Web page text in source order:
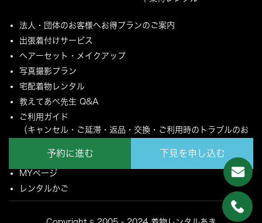
予約に進む 下見を申し込む
法人・団体のお客様へお得プランのご案内
出張着付けサービス
ヘアーセット・メイクアップ
写真撮影プラン
宅配着物レンタル
教えてあべ先生 Q&A
ご利用ガイド
（キャンセル・ご延滞・返品・交換・ご利用時のトラブルのお
ご配送とご返却について
MYページ
レンタルかご